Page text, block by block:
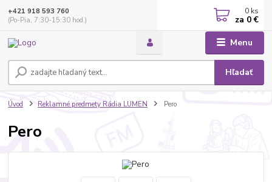
Menu
Hľadať
+421 918 593 760
(Po-Pia, 7:30-15:30 hod.)
0 ks
za 0 €
Úvod Reklamné predmety Rádia LUMEN Pero
Pero